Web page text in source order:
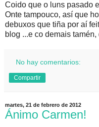
Coido que o luns pasado
Onte tampouco, así que
debuxos que tiña por aí
blog ...e co demais
No hay comentarios:
Compartir
martes, 21 de febrero de 2012
Ánimo Carmen!